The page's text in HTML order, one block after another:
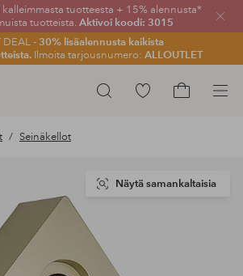
kalleimmasta tuotteesta + 15% alennusta*
tuotteista. Aktivoi koodi: 3015
DEAL -30% lisäalennusta kaikista
Ilmoita tarjousnumero: ALLOUTLET
Sulje
Hae
Siirry
Seinäkellot
Näytä samankaltaisia